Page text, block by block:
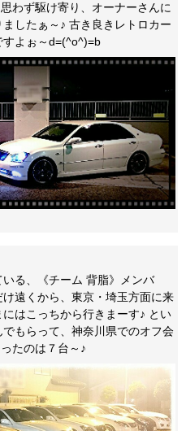
わず駆け寄り、オーナーさんに
したぁ～♪ 古き良きレトロカー
すよぉ～d=(^o^)=b
る、《チーム 背脂》メンバ
遠くから、東京・埼玉方面に来
はこっちから行きまーす♪ とい
もらって、神奈川県でのオフ会
たのは７台～♪